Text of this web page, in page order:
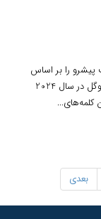
پیشرو را بر اساس
پرطرفدارترین موضوع‌ها و کلمه‌های جست‌وجو شده در گوگل در سال 2024
کلمه‌های...
بعدی